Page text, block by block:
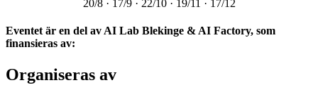
20/8 · 17/9 · 22/10 · 19/11 · 17/12
Eventet är en del av AI Lab Blekinge & AI Factory, som
finansieras av:
Organiseras av